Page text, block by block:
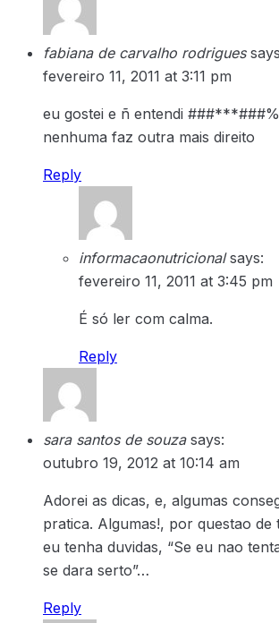
fabiana de carvalho rodrigues
fevereiro 11, 2011 at 3:11 pm
eu gostei e ñ entendi
nenhuma faz outra mais direito
Reply
informacaonutricional says:
fevereiro 11, 2011 at 3:45 pm
É só ler com calma.
Reply
sara santos de souza says:
outubro 19, 2012 at 10:14 am
Adorei as dicas, e, algumas
pratica. Algumas!, por questao de
eu tenha duvidas, “Se eu nao
se dara serto”…
Reply